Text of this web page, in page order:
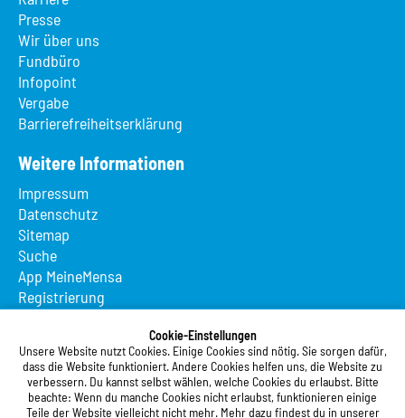
Cookie-Einstellungen
Unsere Website nutzt Cookies. Einige Cookies sind nötig. Sie sorgen dafür,
dass die Website funktioniert. Andere Cookies helfen uns, die Website zu
verbessern. Du kannst selbst wählen, welche Cookies du erlaubst. Bitte
beachte: Wenn du manche Cookies nicht erlaubst, funktionieren einige
Teile der Website vielleicht nicht mehr. Mehr dazu findest du in unserer
Presse
Wir über uns
Fundbüro
Infopoint
Vergabe
Barrierefreiheitserklärung
Weitere Informationen
Impressum
Datenschutz
Sitemap
Suche
App MeineMensa
Registrierung
Studierendenwerk Vorderpfalz
Studierendenwerk Vorderpfalz
Anstalt des öffentlichen Rechts
Xylanderstraße 17